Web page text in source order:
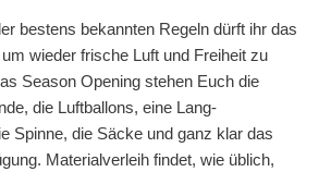
bestens bekannten Regeln dürft ihr das
wieder frische Luft und Freiheit zu
Season Opening stehen Euch die
die Luftballons, eine Lang-
Spinne, die Säcke und ganz klar das
Materialverleih findet, wie üblich,